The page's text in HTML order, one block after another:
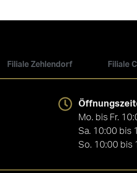
Filiale Zehlendorf Filiale
Mo. bis Fr.
Sa. 10:00 bis
So. 10:00 bis